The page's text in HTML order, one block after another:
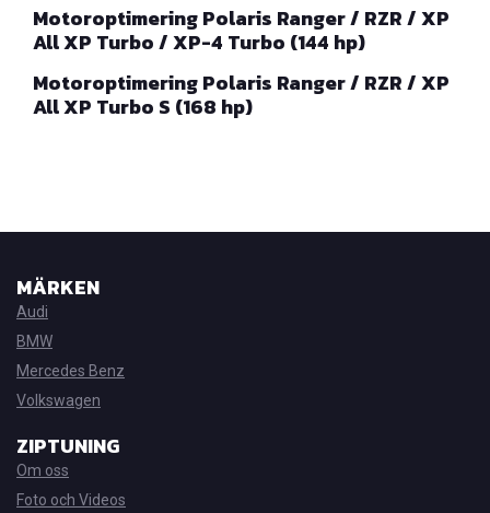
Motoroptimering Polaris Ranger / RZR / XP
All XP Turbo / XP-4 Turbo (144 hp)
Motoroptimering Polaris Ranger / RZR / XP
All XP Turbo S (168 hp)
MÄRKEN
Audi
BMW
Mercedes Benz
Volkswagen
ZIPTUNING
Om oss
Foto och Videos